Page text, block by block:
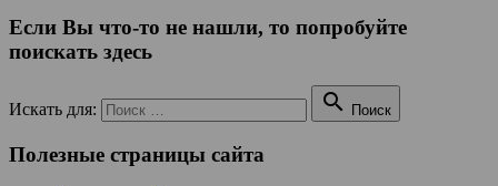
Если Вы что-то не нашли, то попробуйте
поискать здесь
Искать для:  Поиск
Полезные страницы сайта